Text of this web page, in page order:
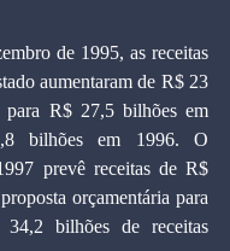
aumentaram de R$ 23
para R$ 27,5 bilhões em
bilhões em 1996. O
prevê receitas de R$
orçamentária para
bilhões de receitas